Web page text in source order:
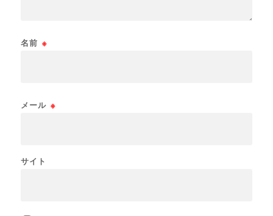
名前 ※
メール ※
サイト